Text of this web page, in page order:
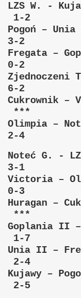
LZS
1-2
Pogoń
3-2
Fregata
0-2
6-2
***
Olimpia
2-4
Noteć
3-1
Victoria
0-3
Huragan
***
Goplania II
1-7
Unia II
2-4
Kujawy
2-5